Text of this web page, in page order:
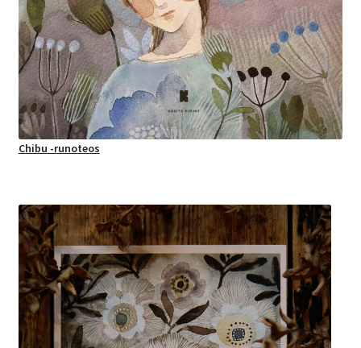
Chibu -runoteos